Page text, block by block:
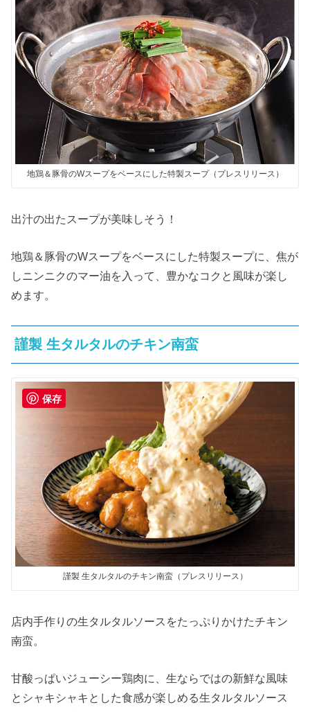
地鶏＆豚骨のWスープをベースにした特製スープ（プレスリリース）
出汁の出たスープが美味しそう！
地鶏＆豚骨のWスープをベースにした特製スープに、焦が
しニンニクのマー油を入って、豊かなコクと風味が楽し
めます。
謹製 生タルタルのチキン南蛮
謹製 生タルタルのチキン南蛮（プレスリリース）
店内手作りの生タルタルソースをたっぷりかけたチキン
南蛮。
甘酸っぱいジューシー鶏肉に、生ならではの新鮮な風味
とシャキシャキとした食感が楽しめる生タルタルソース
保存